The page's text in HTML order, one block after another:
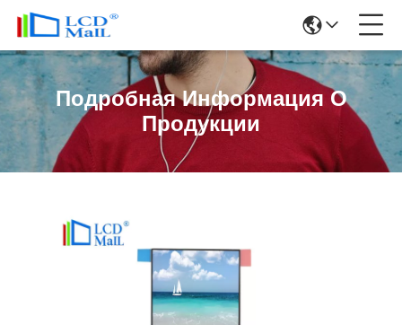
Подробная Информация О
Продукции